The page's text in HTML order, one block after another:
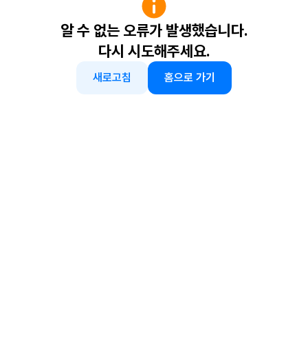
알 수 없는 오류가 발생했습니다.
다시 시도해주세요.
새로고침 홈으로 가기